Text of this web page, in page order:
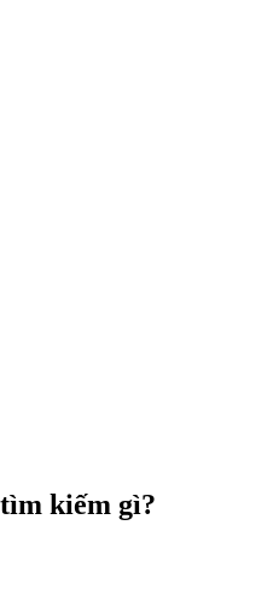
kiếm gì?